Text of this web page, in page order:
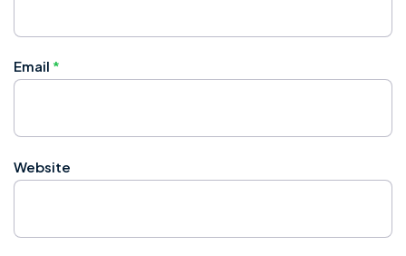
Email *
Website